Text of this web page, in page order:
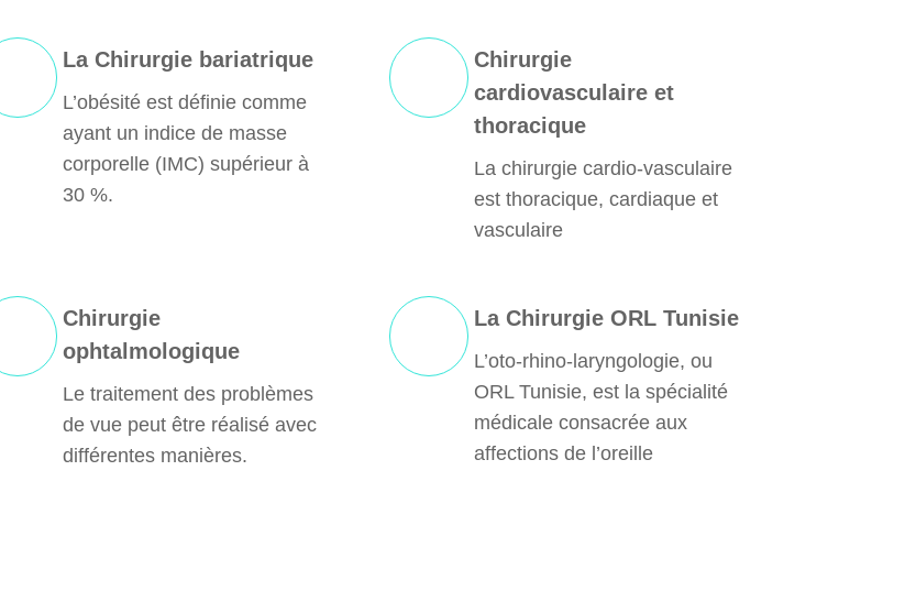
La Chirurgie bariatrique
L’obésité est définie comme
ayant un indice de masse
corporelle (IMC) supérieur à
30 %.
Chirurgie
cardiovasculaire et
thoracique
La chirurgie cardio-vasculaire
est thoracique, cardiaque et
vasculaire
Chirurgie
ophtalmologique
Le traitement des problèmes
de vue peut être réalisé avec
différentes manières.
La Chirurgie ORL Tunisie
L’oto-rhino-laryngologie, ou
ORL Tunisie, est la spécialité
médicale consacrée aux
affections de l’oreille